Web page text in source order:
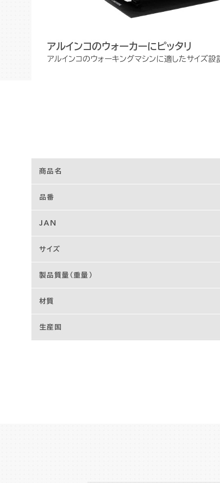
アルインコのウォーカーにピッタリ
アルインコのウォーキングマシンに適したサイズ設
商品名
品番
JAN
サイズ
製品質量（重量）
材質
生産国